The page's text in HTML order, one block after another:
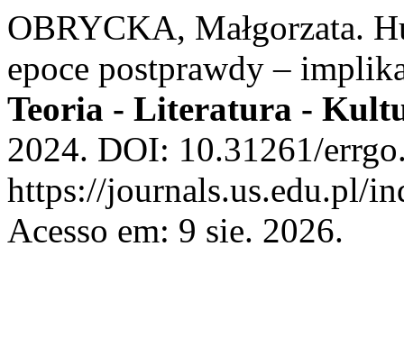
OBRYCKA, Małgorzata.
epoce postprawdy –
Teoria - Literatura -
2024. DOI: 10.31261/
https://journals.us.edu.pl/
Acesso em: 9 sie. 2026.